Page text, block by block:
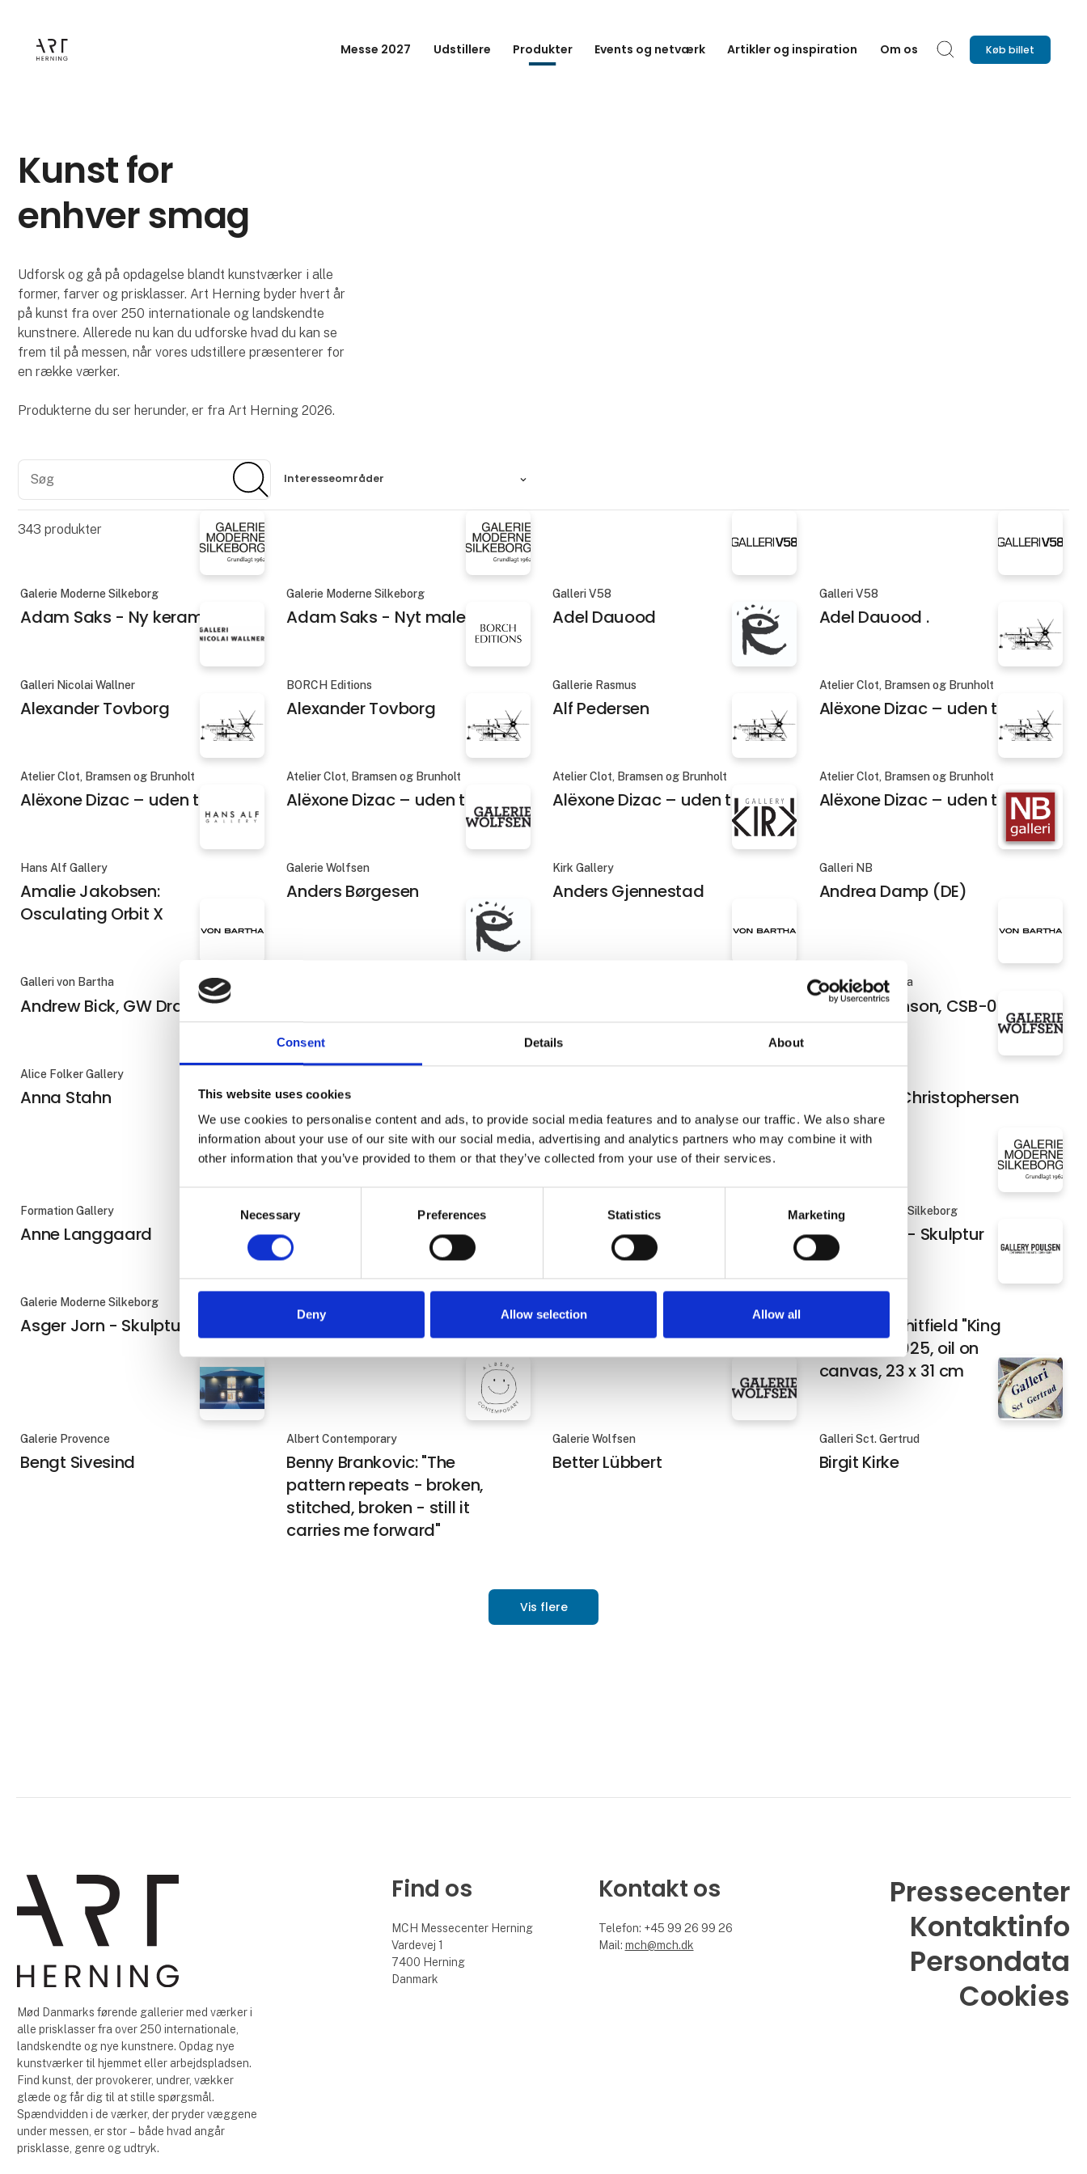
Consent Details About
This website uses cookies
We use cookies to personalise content and ads, to provide social media features and to analyse our traffic. We also share
information about your use of our site with our social media, advertising and analytics partners who may combine it with
other information that you’ve provided to them or that they’ve collected from your use of their services.
Necessary Preferences Statistics Marketing
Deny Allow selection Allow all
Messe 2027 Udstillere Produkter Events og netværk Artikler og inspiration Om os Søg Køb billet
Kunst for
enhver smag
Udforsk og gå på opdagelse blandt kunstværker i alle
former, farver og prisklasser. Art Herning byder hvert år
på kunst fra over 250 internationale og landskendte
kunstnere. Allerede nu kan du udforske hvad du kan se
frem til på messen, når vores udstillere præsenterer for
en række værker.
Produkterne du ser herunder, er fra Art Herning 2026.
Søg
Interesseområder
343 produkter
Galerie Moderne Silkeborg
Adam Saks - Ny keramik
Galerie Moderne Silkeborg
Adam Saks - Nyt maleri
Galleri V58
Adel Dauood
Galleri V58
Adel Dauood .
Galleri Nicolai Wallner
Alexander Tovborg
BORCH Editions
Alexander Tovborg
Gallerie Rasmus
Alf Pedersen
Atelier Clot, Bramsen og Brunholt
Alëxone Dizac – uden titel 3
Atelier Clot, Bramsen og Brunholt
Alëxone Dizac – uden titel 4
Atelier Clot, Bramsen og Brunholt
Alëxone Dizac – uden titel 5
Atelier Clot, Bramsen og Brunholt
Alëxone Dizac – uden titel 6
Atelier Clot, Bramsen og Brunholt
Alëxone Dizac – uden titel 7
Hans Alf Gallery
Amalie Jakobsen:
Osculating Orbit X
Galerie Wolfsen
Anders Børgesen
Kirk Gallery
Anders Gjennestad
Galleri NB
Andrea Damp (DE)
Galleri von Bartha
Andrew Bick, GW Drawing
Galleri von Bartha
Anna Dickinson, CSB-02
Alice Folker Gallery
Anna Stahn Anne Brérot
November Sun" 2025, oil on
linen, 56 x 71 cm
Anne Juul Christophersen
Formation Gallery
Anne Langgaard
Gallerie Rasmus
Artigasplanas
Alice Folker Gallery
Asger Harbou Gjerdevik
Galerie Moderne Silkeborg
Asger Jorn - Skulptur
Galerie Moderne Silkeborg
Asger Jorn - Skulptur Astri Luihn Barbara Morin
Barnaby Whitfield "King
James I" 2025, oil on
canvas, 23 x 31 cm
Galerie Provence
Bengt Sivesind
Albert Contemporary
Benny Brankovic: "The
pattern repeats - broken,
stitched, broken - still it
carries me forward"
Galerie Wolfsen
Better Lübbert
Galleri Sct. Gertrud
Birgit Kirke
Vis flere
Mød Danmarks førende gallerier med værker i
alle prisklasser fra over 250 internationale,
landskendte og nye kunstnere. Opdag nye
kunstværker til hjemmet eller arbejdspladsen.
Find kunst, der provokerer, undrer, vækker
glæde og får dig til at stille spørgsmål.
Spændvidden i de værker, der pryder væggene
under messen, er stor – både hvad angår
prisklasse, genre og udtryk.
Find os
MCH Messecenter Herning
Vardevej 1
7400 Herning
Danmark
Kontakt os
Telefon: +45 99 26 99 26
Mail: mch@mch.dk
Pressecenter
Kontaktinfo
Persondata
Cookies